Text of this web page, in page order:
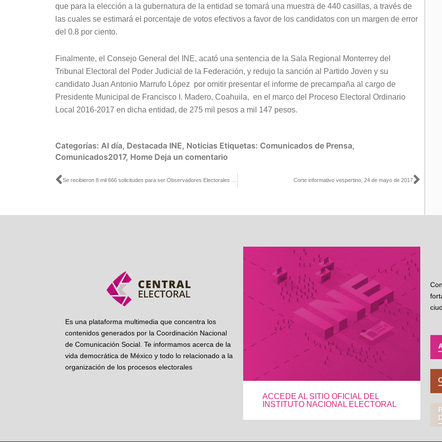
que para la elección a la gubernatura de la entidad se tomará una muestra de 440 casillas, a través de
las cuales se estimará el porcentaje de votos efectivos a favor de los candidatos con un margen de error
del 0.8 por ciento.
Finalmente, el Consejo General del INE, acató una sentencia de la Sala Regional Monterrey del
Tribunal Electoral del Poder Judicial de la Federación, y redujo la sanción al Partido Joven y su
candidato Juan Antonio Marrufo López por omitir presentar el informe de precampaña al cargo de
Presidente Municipal de Francisco I. Madero, Coahuila, en el marco del Proceso Electoral Ordinario
Local 2016-2017 en dicha entidad, de 275 mil pesos a mil 147 pesos.
Categorías: Al día, Destacada INE, Noticias Etiquetas: Comunicados de Prensa,
Comunicados2017, Home Deja un comentario
Ant Corte informativo vespertino, 24 de mayo de 2017
Es una plataforma multimedia que concentra los
contenidos generados por la Coordinación Nacional
de Comunicación Social. Te informamos acerca de la
vida democrática de México y todo lo relacionado a la
organización de los procesos electorales
ACCEDE AL SITIO OFICIAL DEL
INSTITUTO NACIONAL ELECTORAL